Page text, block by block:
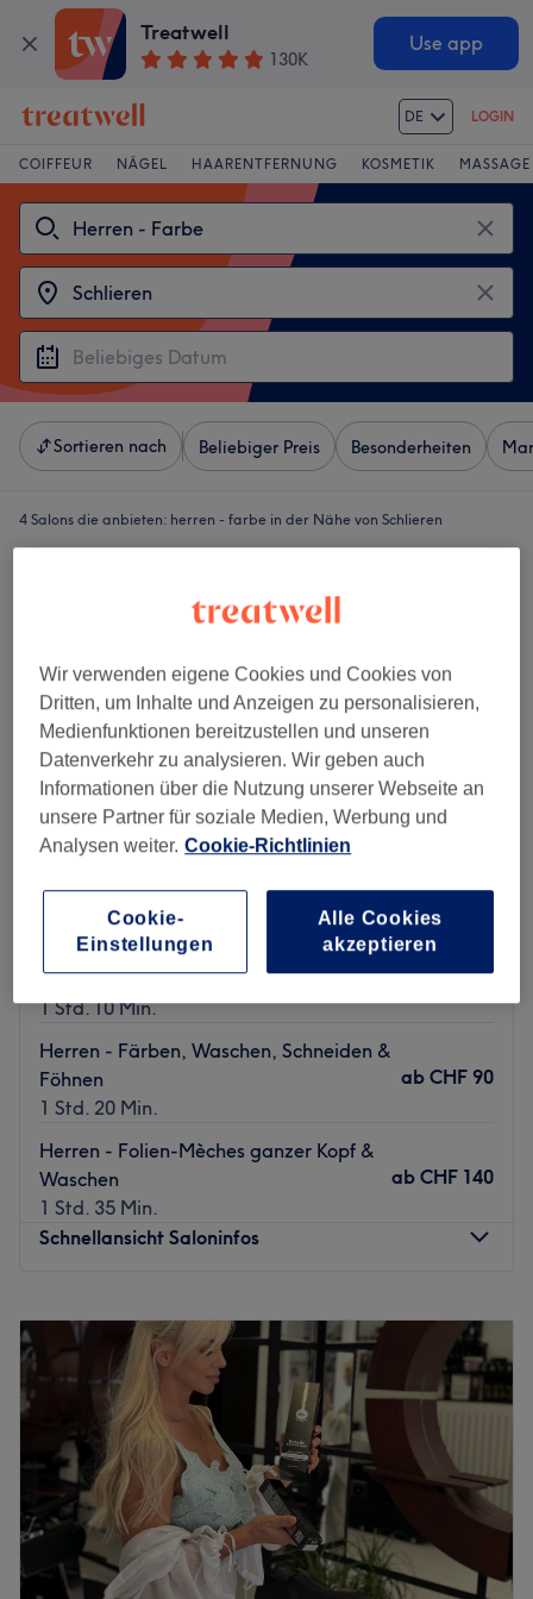
Treatwell
130K
Use app
DE LOGIN
COIFFEUR NÄGEL HAARENTFERNUNG KOSMETIK MASSAGE
Sortieren nach Beliebiger Preis Besonderheiten
4 Salons die anbieten: herren - farbe in der Nähe von Schlieren
Coiffure Paula Fonseca
394 Bewertungen
Schlieren
Auf Karte anzeigen
Herren - Färben, Waschen & Föhnen
1 Std. 10 Min.
Herren - Färben, Waschen, Schneiden &
Föhnen
1 Std. 20 Min.
ab CHF 90
Herren - Folien-Mèches ganzer Kopf &
Waschen
1 Std. 35 Min.
ab CHF 140
Schnellansicht Saloninfos
Dienstag
09:00
18:30
Mittwoch
Geschlossen
Donnerstag
09:00–18:30
Freitag
09:00
18:30
Samstag
09:00 –
18:30
Sonntag
Geschlossen
Im Coiffure Paula Fonseca in Schlieren erwartet Sie ein
exklusives, hochwertiges Haarerlebnis für Kundinnen und
Kunden, die höchste Ansprüche an Haarpflege stellen.
Wir verwenden eigene Cookies und Cookies von
Dritten, um Inhalte und Anzeigen zu personalisieren,
Medienfunktionen bereitzustellen und unseren
Datenverkehr zu analysieren. Wir geben auch
Informationen über die Nutzung unserer Webseite an
unsere Partner für soziale Medien, Werbung und
Analysen weiter. Cookie-Richtlinien
Alle Cookies
akzeptieren
Cookie-
Einstellungen